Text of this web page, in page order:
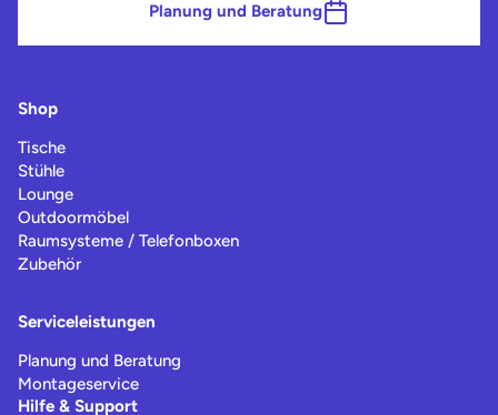
Planung und Beratung
Shop
Tische
Stühle
Lounge
Outdoormöbel
Raumsysteme / Telefonboxen
Zubehör
Serviceleistungen
Planung und Beratung
Montageservice
Hilfe & Support